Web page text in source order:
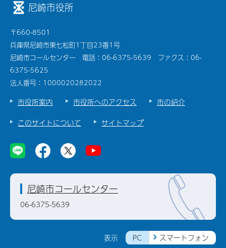
尼崎市役所
〒660-8501
兵庫県尼崎市東七松町1丁目23番1号
尼崎市コールセンター 電話：06-6375-5639 ファクス：06-
6375-5625
法人番号：1000020282022
市役所案内 市役所へのアクセス
市の紹介
このサイトについて
サイトマップ
表示 PC スマートフォン
尼崎市コールセンター
06-6375-5639